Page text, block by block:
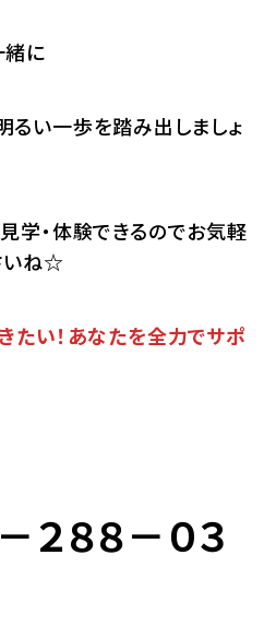
緒に
い一歩を踏み出しましょ
学・体験できるのでお気軽
いね☆
たい！あなたを全力でサポ
２８８－０３